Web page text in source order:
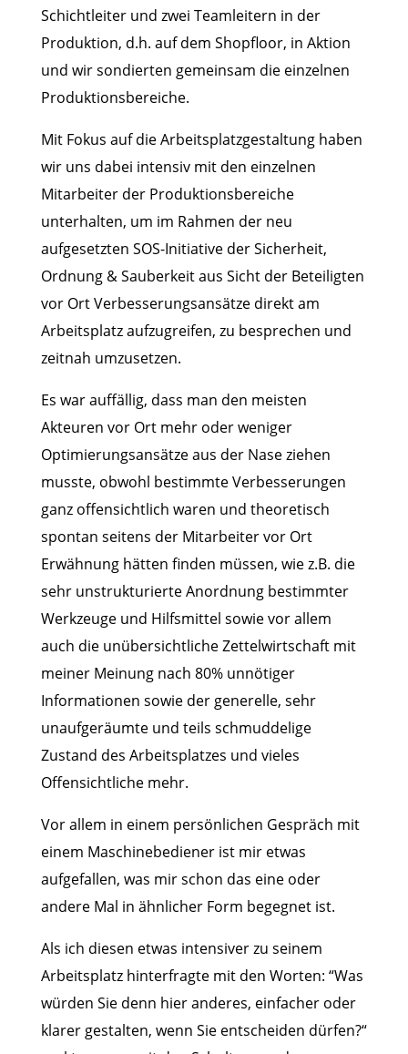
Schichtleiter und zwei Teamleitern in der
Produktion, d.h. auf dem Shopfloor, in Aktion
und wir sondierten gemeinsam die einzelnen
Produktionsbereiche.
Mit Fokus auf die Arbeitsplatzgestaltung haben
wir uns dabei intensiv mit den einzelnen
Mitarbeiter der Produktionsbereiche
unterhalten, um im Rahmen der neu
aufgesetzten SOS-Initiative der Sicherheit,
Ordnung & Sauberkeit aus Sicht der Beteiligten
vor Ort Verbesserungsansätze direkt am
Arbeitsplatz aufzugreifen, zu besprechen und
zeitnah umzusetzen.
Es war auffällig, dass man den meisten
Akteuren vor Ort mehr oder weniger
Optimierungsansätze aus der Nase ziehen
musste, obwohl bestimmte Verbesserungen
ganz offensichtlich waren und theoretisch
spontan seitens der Mitarbeiter vor Ort
Erwähnung hätten finden müssen, wie z.B. die
sehr unstrukturierte Anordnung bestimmter
Werkzeuge und Hilfsmittel sowie vor allem
auch die unübersichtliche Zettelwirtschaft mit
meiner Meinung nach 80% unnötiger
Informationen sowie der generelle, sehr
unaufgeräumte und teils schmuddelige
Zustand des Arbeitsplatzes und vieles
Offensichtliche mehr.
Vor allem in einem persönlichen Gespräch mit
einem Maschinebediener ist mir etwas
aufgefallen, was mir schon das eine oder
andere Mal in ähnlicher Form begegnet ist.
Als ich diesen etwas intensiver zu seinem
Arbeitsplatz hinterfragte mit den Worten: “Was
würden Sie denn hier anderes, einfacher oder
klarer gestalten, wenn Sie entscheiden dürfen?“